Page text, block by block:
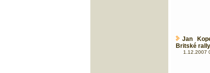
Jan
Britské
1.12.2007